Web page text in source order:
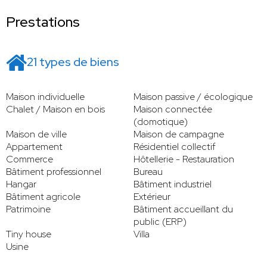
Prestations
21 types de biens
Maison individuelle
Maison passive / écologique
Chalet / Maison en bois
Maison connectée
(domotique)
Maison de ville
Maison de campagne
Appartement
Résidentiel collectif
Commerce
Hôtellerie - Restauration
Bâtiment professionnel
Bureau
Hangar
Bâtiment industriel
Bâtiment agricole
Extérieur
Patrimoine
Bâtiment accueillant du
public (ERP)
Tiny house
Villa
Usine